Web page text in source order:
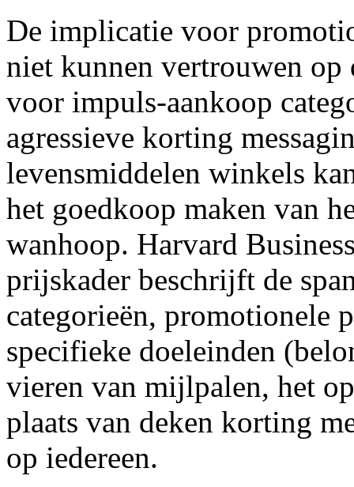
De implicatie voor
niet kunnen vertrouwen op
voor impuls-aankoop
agressieve korting
levensmiddelen winkels
het goedkoop maken van
wanhoop. Harvard
prijskader beschrijft de
categorieën, promotionele
specifieke doeleinden
vieren van mijlpalen, het
plaats van deken korting
op iedereen.